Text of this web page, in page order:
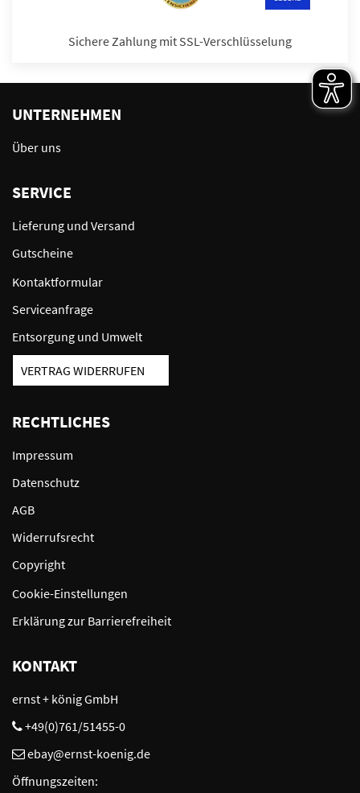
Sichere Zahlung mit SSL-Verschlüsselung
UNTERNEHMEN
Über uns
SERVICE
Lieferung und Versand
Gutscheine
Kontaktformular
Serviceanfrage
Entsorgung und Umwelt
VERTRAG WIDERRUFEN
RECHTLICHES
Impressum
Datenschutz
AGB
Widerrufsrecht
Copyright
Cookie-Einstellungen
Erklärung zur Barrierefreiheit
KONTAKT
ernst + könig GmbH
+49(0)761/51455-0
ebay@ernst-koenig.de
Öffnungszeiten: